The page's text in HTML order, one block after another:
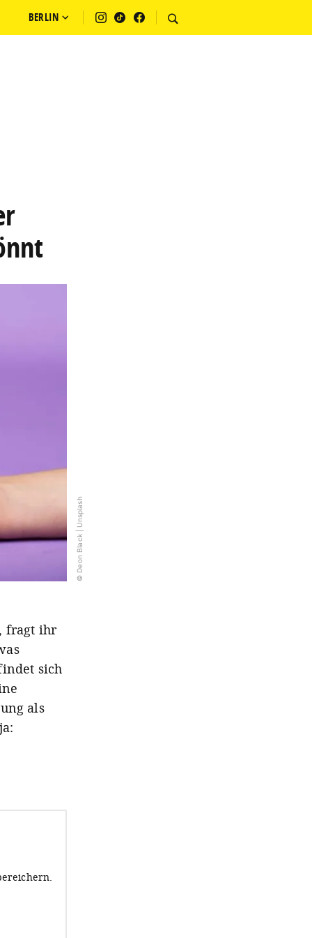
BERLIN
© Deon Black | Unsplash
fragt ihr
sich
als